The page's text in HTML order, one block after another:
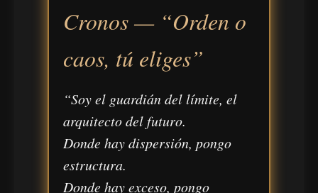
Cronos — “Orden o
caos, tú eliges”
“Soy el guardián del límite, el
arquitecto del futuro.
Donde hay dispersión, pongo
estructura.
Donde hay exceso, pongo